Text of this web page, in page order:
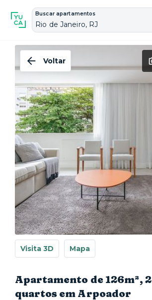
Buscar apartamentos
Rio de Janeiro, RJ
Voltar
Visita 3D Mapa
Apartamento de 126m², 2
quartos em Arpoador